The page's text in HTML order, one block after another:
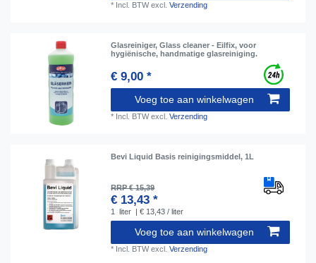
* Incl. BTWexcl.Verzending
Glasreiniger, Glass cleaner - Eilfix, voor
hygiënische, handmatige glasreiniging.
€ 9,00 *
Voeg toe aan winkelwagen
* Incl. BTWexcl.Verzending
Bevi Liquid Basis reinigingsmiddel, 1L
RRP € 15,39
€ 13,43 *
1 liter | € 13,43 / liter
Voeg toe aan winkelwagen
* Incl. BTWexcl.Verzending